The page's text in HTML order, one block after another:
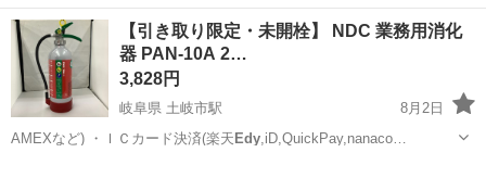
岐阜 土岐市 土岐市駅 キッチン家電
【引き取り限定・未開栓】 NDC 業務用消化
器 PAN-10A 2…
3,828円
岐阜県 土岐市駅
8月2日
AMEXなど) ・ＩＣカード決済(楽天Edy,iD,QuickPay,nanaco…